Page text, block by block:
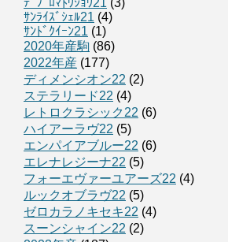
ﾃﾞﾌﾟﾛﾏﾄｳｼｮｳ21 (3)
ｻﾝﾗｲｽﾞｼｪﾙ21 (4)
ｻﾝﾄﾞｸｲｰﾝ21 (1)
2020年産駒 (86)
2022年産 (177)
ディメンシオン22 (2)
ステラリード22 (4)
レトロクラシック22 (6)
ハイアーラヴ22 (5)
エンパイアブルー22 (6)
エレナレジーナ22 (5)
フォーエヴァーユアーズ22 (4)
ルックオブラヴ22 (5)
ゼロカラノキセキ22 (4)
スーンシャイン22 (2)